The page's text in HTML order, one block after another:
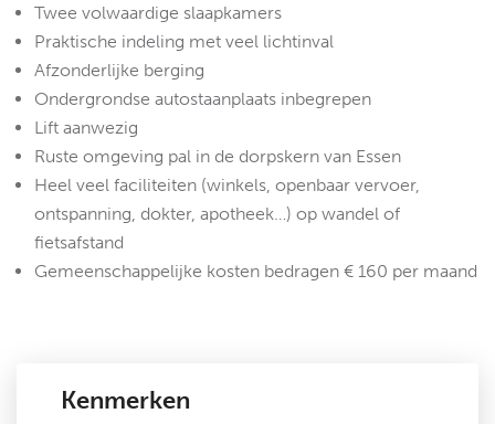
Twee volwaardige slaapkamers
Praktische indeling met veel lichtinval
Afzonderlijke berging
Ondergrondse autostaanplaats inbegrepen
Lift aanwezig
Ruste omgeving pal in de dorpskern van Essen
Heel veel faciliteiten (winkels, openbaar vervoer,
ontspanning, dokter, apotheek…) op wandel of
fietsafstand
Gemeenschappelijke kosten bedragen € 160 per maand
Kenmerken